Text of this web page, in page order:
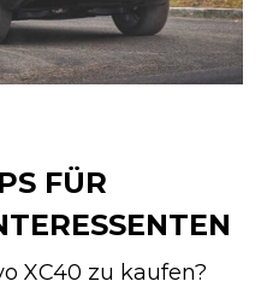
FÜR
XC40 zu kaufen?